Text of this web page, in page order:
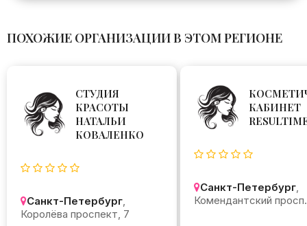
ПОХОЖИЕ ОРГАНИЗАЦИИ В ЭТОМ РЕГИОНЕ
СТУДИЯ
КРАСОТЫ
НАТАЛЬИ
КОВАЛЕНКО
Санкт-Петербург,
Королёва проспект, 7
КАБИНЕТ
Санкт-Петербург,
Комендантский